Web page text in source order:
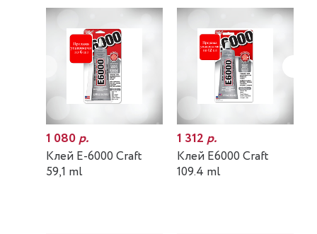
1 080р.
Клей E-6000 Craft
59,1 ml
1 312р.
Клей E6000 Craft
109.4 ml